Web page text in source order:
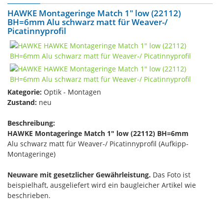
HAWKE Montageringe Match 1" low (22112)
BH=6mm Alu schwarz matt für Weaver-/
Picatinnyprofil
Kategorie: Optik - Montagen
Zustand: neu
Beschreibung:
HAWKE Montageringe Match 1" low (22112) BH=6mm
Alu schwarz matt für Weaver-/ Picatinnyprofil (Aufkipp-
Montageringe)
Neuware mit gesetzlicher Gewährleistung. Das Foto ist
beispielhaft, ausgeliefert wird ein baugleicher Artikel wie
beschrieben.